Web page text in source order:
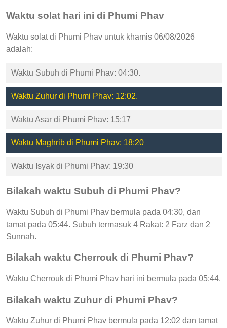
Waktu solat hari ini di Phumi Phav
Waktu solat di Phumi Phav untuk khamis 06/08/2026
adalah:
Waktu Subuh di Phumi Phav: 04:30.
Waktu Zuhur di Phumi Phav: 12:02.
Waktu Asar di Phumi Phav: 15:17
Waktu Maghrib di Phumi Phav: 18:20
Waktu Isyak di Phumi Phav: 19:30
Bilakah waktu Subuh di Phumi Phav?
Waktu Subuh di Phumi Phav bermula pada 04:30, dan
tamat pada 05:44. Subuh termasuk 4 Rakat: 2 Farz dan 2
Sunnah.
Bilakah waktu Cherrouk di Phumi Phav?
Waktu Cherrouk di Phumi Phav hari ini bermula pada 05:44.
Bilakah waktu Zuhur di Phumi Phav?
Waktu Zuhur di Phumi Phav bermula pada 12:02 dan tamat